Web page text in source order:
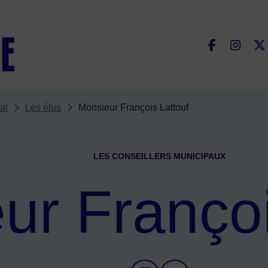
Les élus Monsieur François Lattouf
LES CONSEILLERS MUNICIPAUX